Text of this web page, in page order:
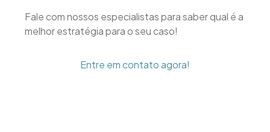
Fale com nossos especialistas para saber qual é a
melhor estratégia para o seu caso!
Entre em contato agora!